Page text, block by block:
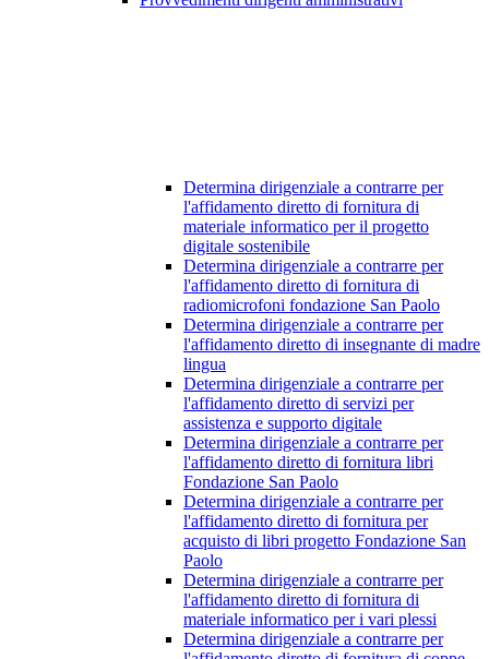
Determina dirigenziale a contrarre per
l'affidamento diretto di fornitura di
materiale informatico per il progetto
digitale sostenibile
Determina dirigenziale a contrarre per
l'affidamento diretto di fornitura di
radiomicrofoni fondazione San Paolo
Determina dirigenziale a contrarre per
l'affidamento diretto di insegnante di madre
lingua
Determina dirigenziale a contrarre per
l'affidamento diretto di servizi per
assistenza e supporto digitale
Determina dirigenziale a contrarre per
l'affidamento diretto di fornitura libri
Fondazione San Paolo
Determina dirigenziale a contrarre per
l'affidamento diretto di fornitura per
acquisto di libri progetto Fondazione San
Paolo
Determina dirigenziale a contrarre per
l'affidamento diretto di fornitura di
materiale informatico per i vari plessi
Determina dirigenziale a contrarre per